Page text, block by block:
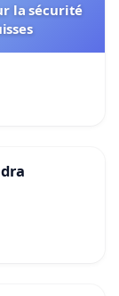
la sécurité